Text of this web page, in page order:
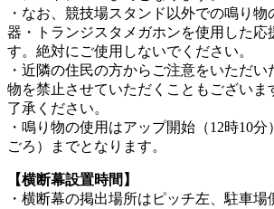
・なお、競技場スタンド以外での鳴り
器・トランジスタメガホンを使用した応
す。絶対にご使用しないでください。
・近隣の住民の方からご注意をいただい
物を禁止させていただくこともございま
了承ください。
・鳴り物の使用はアップ開始（12時10
ごろ）までとなります。
【横断幕設置時間】
・横断幕の掲出場所はピッチ左、駐車場